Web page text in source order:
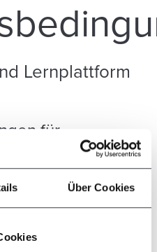
Über Cookies
Lernplattform
für
für